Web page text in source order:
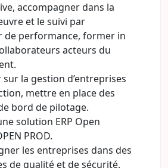
accompagner dans la
et le suivi par
de performance, former in
acteurs du
sur la gestion d’entreprises
mettre en place des
bord de pilotage.
solution ERP Open
PROD.
les entreprises dans des
de qualité et de sécurité.